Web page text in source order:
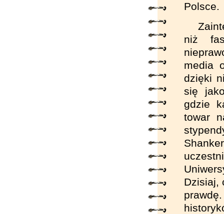
Polsce.
niż
media
dzięki
się
gdzie
towar
Dzisiaj,